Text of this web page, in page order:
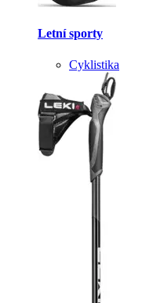
Letní sporty
Cyklistika